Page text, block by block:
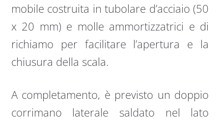
mobile costruita in tubolare d’acciaio (50
x 20 mm) e molle ammortizzatrici e di
richiamo per facilitare l’apertura e la
chiusura della scala.
A completamento, è previsto un doppio
corrimano laterale saldato nel lato